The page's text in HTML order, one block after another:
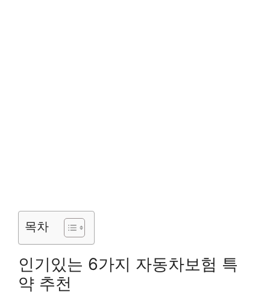
목차
인기있는 6가지 자동차보험 특
약 추천